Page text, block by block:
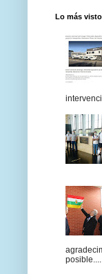
Lo más
posible....